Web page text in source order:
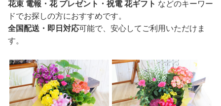
花束 電報・花 プレゼント・祝電 花ギフト などのキーワー
ドでお探しの方におすすめです。
全国配送・即日対応可能で、安心してご利用いただけま
す。